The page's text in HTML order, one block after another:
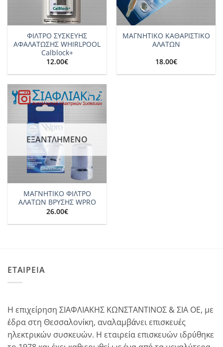
ΦΙΛΤΡΟ ΣΥΣΚΕΥΗΣ
ΑΦΑΛΑΤΩΣΗΣ WΗΙRLPOOL
Calblock+
12.00€
ΜΑΓΝΗΤΙΚΟ ΚΑΘΑΡΙΣΤΙΚΟ
ΑΛΑΤΩΝ
18.00€
Add to
wishlist
ΕΞΑΝΤΛΗΜΈΝΟ
ΜΑΓΝΗΤΙΚΟ ΦΙΛΤΡΟ
ΑΛΑΤΩΝ ΒΡΥΣΗΣ WPRO
26.00€
ΕΤΑΙΡΕΙΑ
Η επιχείρηση ΣΙΑΦΛΙΑΚΗΣ ΚΩΝΣΤΑΝΤΙΝΟΣ & ΣΙΑ ΟΕ, με
έδρα στη Θεσσαλονίκη, αναλαμβάνει επισκευές
ηλεκτρικών συσκευών. Η εταιρεία επισκευών ιδρύθηκε